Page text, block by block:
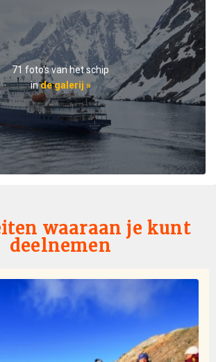
Arctisch gebied
71 foto's van het schip
inde galerij »
waaraan je kunt
deelnemen